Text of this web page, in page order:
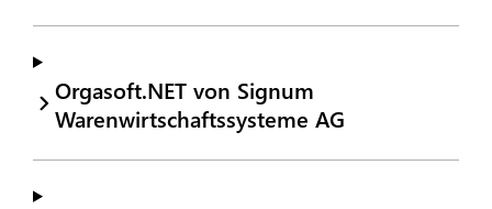
Orgasoft.NET von Signum
Warenwirtschaftssysteme AG